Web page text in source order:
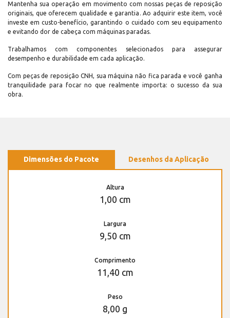
Mantenha sua operação em movimento com nossas peças de reposição
originais, que oferecem qualidade e garantia. Ao adquirir este item, você
investe em custo-benefício, garantindo o cuidado com seu equipamento
e evitando dor de cabeça com máquinas paradas.
Trabalhamos com componentes selecionados para assegurar
desempenho e durabilidade em cada aplicação.
Com peças de reposição CNH, sua máquina não fica parada e você ganha
tranquilidade para focar no que realmente importa: o sucesso da sua
obra.
Dimensões do Pacote Desenhos da Aplicação
Altura
1,00 cm
Largura
9,50 cm
Comprimento
11,40 cm
Peso
8,00 g